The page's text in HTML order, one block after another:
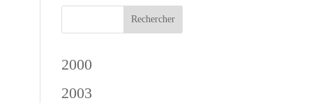
2000
2003